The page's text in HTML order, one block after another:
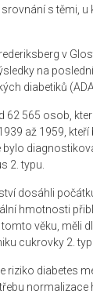
s těmi, u
v
na
diabetiků
62 565 osob,
až 1959, kteří
bylo
2. typu.
dosáhli
hmotnosti
věku, měli
cukrovky 2.
riziko diabetes
normalizace